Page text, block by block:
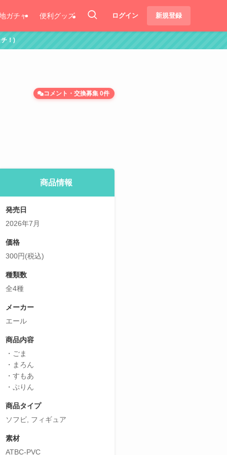
ガチャ 便利グッズ ログイン 新規登録
コメント・交換募集 0件
商品情報
発売日
2026年7月
価格
300円(税込)
種類数
全4種
メーカー
エール
商品内容
・ごま
・まろん
・すもあ
・ぷりん
商品タイプ
ソフビ, フィギュア
素材
ATBC-PVC